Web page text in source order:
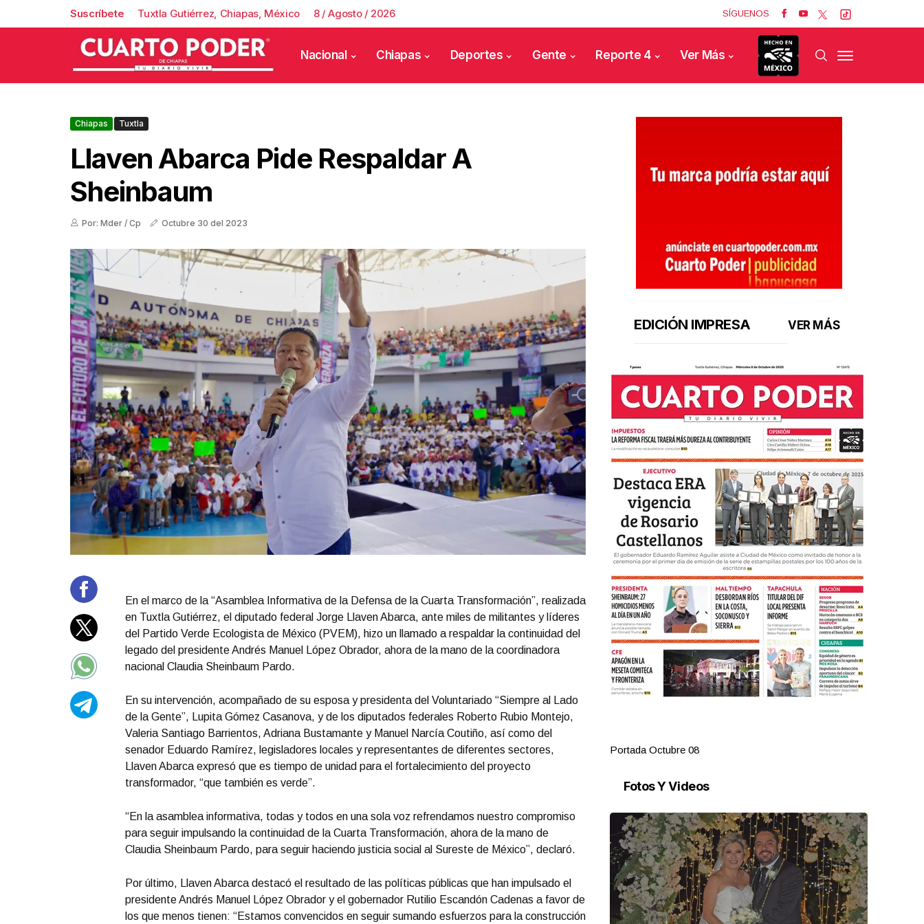
Suscríbete Tuxtla Gutiérrez, Chiapas, México 8 / Agosto / 2026 SÍGUENOS
Nacional Chiapas Deportes Gente Reporte 4 Ver Más
Chiapas Tuxtla
Llaven Abarca Pide Respaldar A
Sheinbaum
Por: Mder / Cp Octubre 30 del 2023
En el marco de la “Asamblea Informativa de la Defensa de la Cuarta Transformación”, realizada
en Tuxtla Gutiérrez, el diputado federal Jorge Llaven Abarca, ante miles de militantes y líderes
del Partido Verde Ecologista de México (PVEM), hizo un llamado a respaldar la continuidad del
legado del presidente Andrés Manuel López Obrador, ahora de la mano de la coordinadora
nacional Claudia Sheinbaum Pardo.
En su intervención, acompañado de su esposa y presidenta del Voluntariado “Siempre al Lado
de la Gente”, Lupita Gómez Casanova, y de los diputados federales Roberto Rubio Montejo,
Valeria Santiago Barrientos, Adriana Bustamante y Manuel Narcía Coutiño, así como del
senador Eduardo Ramírez, legisladores locales y representantes de diferentes sectores,
Llaven Abarca expresó que es tiempo de unidad para el fortalecimiento del proyecto
transformador, “que también es verde”.
“En la asamblea informativa, todas y todos en una sola voz refrendamos nuestro compromiso
para seguir impulsando la continuidad de la Cuarta Transformación, ahora de la mano de
Claudia Sheinbaum Pardo, para seguir haciendo justicia social al Sureste de México”, declaró.
Por último, Llaven Abarca destacó el resultado de las políticas públicas que han impulsado el
presidente Andrés Manuel López Obrador y el gobernador Rutilio Escandón Cadenas a favor de
los que menos tienen: “Estamos convencidos en seguir sumando esfuerzos para la construcción
EDICIÓN IMPRESA VER MÁS
Portada Octubre 05 Portada Octubre 08
Fotos Y Videos